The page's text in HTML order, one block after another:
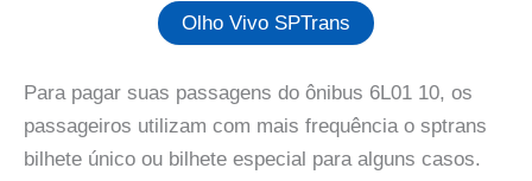
Olho Vivo SPTrans
Para pagar suas passagens do ônibus 6L01 10, os
passageiros utilizam com mais frequência o sptrans
bilhete único ou bilhete especial para alguns casos.